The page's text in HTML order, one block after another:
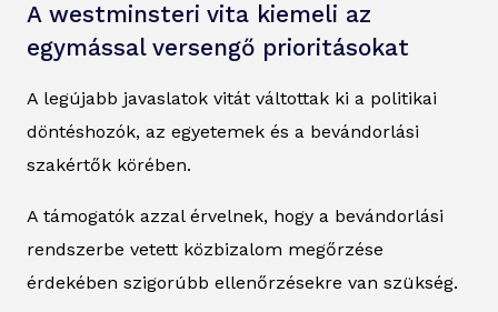
A westminsteri vita kiemeli az
egymással versengő prioritásokat
A legújabb javaslatok vitát váltottak ki a politikai
döntéshozók, az egyetemek és a bevándorlási
szakértők körében.
A támogatók azzal érvelnek, hogy a bevándorlási
rendszerbe vetett közbizalom megőrzése
érdekében szigorúbb ellenőrzésekre van szükség.